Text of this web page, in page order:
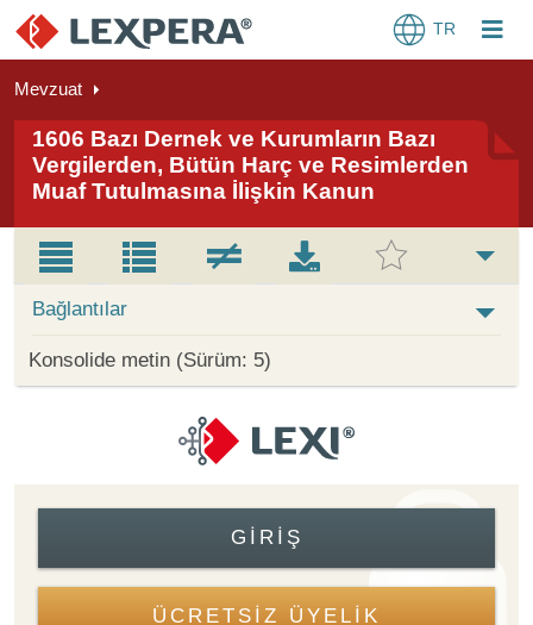
TR
Mevzuat
1606 Bazı Dernek ve Kurumların Bazı
Vergilerden, Bütün Harç ve Resimlerden
Muaf Tutulmasına İlişkin Kanun
Bağlantılar
Konsolide metin (Sürüm: 5)
GIRIŞ
ÜCRETSİZ ÜYELİK